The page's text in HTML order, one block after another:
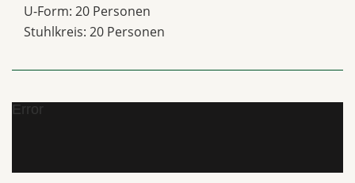
U-Form: 20 Personen
Stuhlkreis: 20 Personen
Error